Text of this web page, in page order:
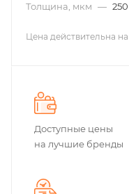
Толщина, мкм — 250
Цена действительна
Доступные цены
на лучшие бренды